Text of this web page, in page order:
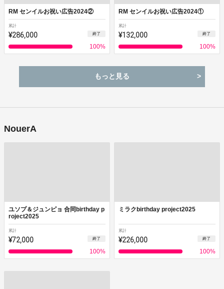
RM センイルお祝い広告2024②
累計
¥286,000 終了
100%
RM センイルお祝い広告2024①
累計
¥132,000 終了
100%
もっと見る
NouerA
ユソプ＆ジュンピョ 合同birthday p
roject2025
累計
¥72,000 終了
100%
ミラクbirthday project2025
累計
¥226,000 終了
100%